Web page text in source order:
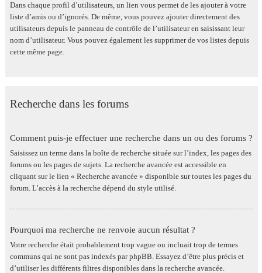
Dans chaque profil d’utilisateurs, un lien vous permet de les ajouter à votre
liste d’amis ou d’ignorés. De même, vous pouvez ajouter directement des
utilisateurs depuis le panneau de contrôle de l’utilisateur en saisissant leur
nom d’utilisateur. Vous pouvez également les supprimer de vos listes depuis
cette même page.
Recherche dans les forums
Comment puis-je effectuer une recherche dans un ou des forums ?
Saisissez un terme dans la boîte de recherche située sur l’index, les pages des
forums ou les pages de sujets. La recherche avancée est accessible en
cliquant sur le lien « Recherche avancée » disponible sur toutes les pages du
forum. L’accès à la recherche dépend du style utilisé.
Pourquoi ma recherche ne renvoie aucun résultat ?
Votre recherche était probablement trop vague ou incluait trop de termes
communs qui ne sont pas indexés par phpBB. Essayez d’être plus précis et
d’utiliser les différents filtres disponibles dans la recherche avancée.